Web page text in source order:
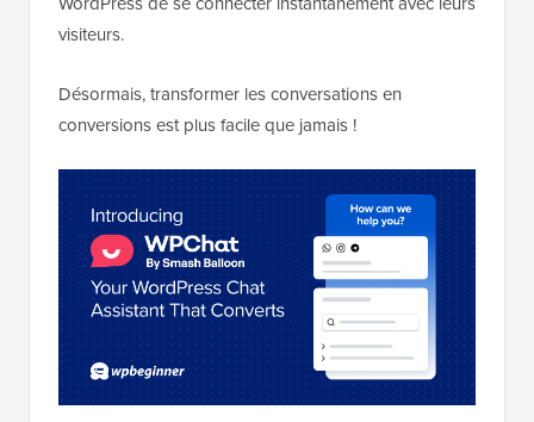
visiteurs.
Désormais, transformer les conversations en
conversions est plus facile que jamais !